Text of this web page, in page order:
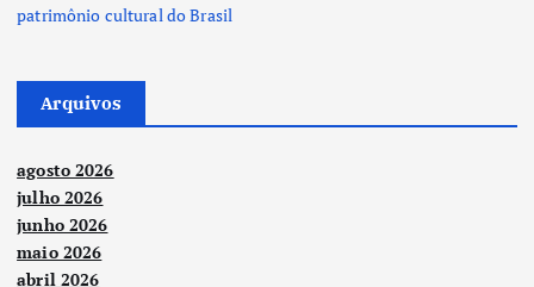
patrimônio cultural do Brasil
Arquivos
agosto 2026
julho 2026
junho 2026
maio 2026
abril 2026